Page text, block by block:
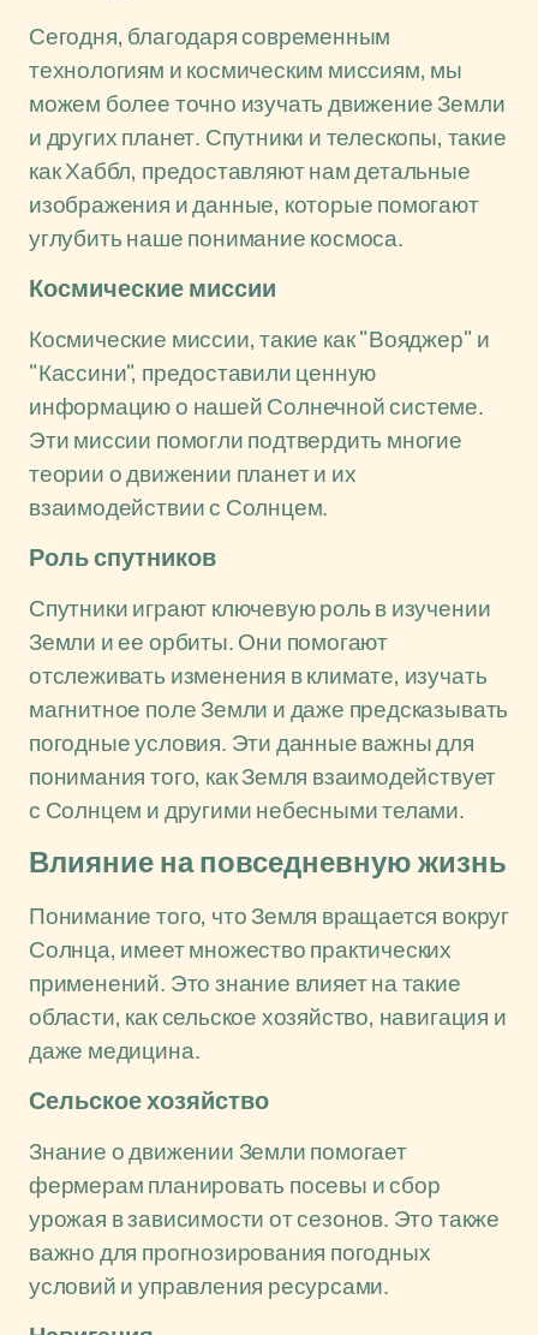
Сегодня, благодаря современным
технологиям и космическим миссиям, мы
можем более точно изучать движение Земли
и других планет. Спутники и телескопы, такие
как Хаббл, предоставляют нам детальные
изображения и данные, которые помогают
углубить наше понимание космоса.
Космические миссии
Космические миссии, такие как "Вояджер" и
"Кассини", предоставили ценную
информацию о нашей Солнечной системе.
Эти миссии помогли подтвердить многие
теории о движении планет и их
взаимодействии с Солнцем.
Роль спутников
Спутники играют ключевую роль в изучении
Земли и ее орбиты. Они помогают
отслеживать изменения в климате, изучать
магнитное поле Земли и даже предсказывать
погодные условия. Эти данные важны для
понимания того, как Земля взаимодействует
с Солнцем и другими небесными телами.
Влияние на повседневную жизнь
Понимание того, что Земля вращается вокруг
Солнца, имеет множество практических
применений. Это знание влияет на такие
области, как сельское хозяйство, навигация и
даже медицина.
Сельское хозяйство
Знание о движении Земли помогает
фермерам планировать посевы и сбор
урожая в зависимости от сезонов. Это также
важно для прогнозирования погодных
условий и управления ресурсами.